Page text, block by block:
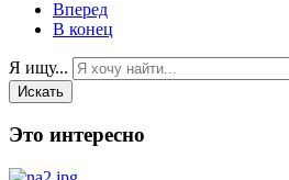
Вперед
В конец
Я ищу...
Искать
Это интересно